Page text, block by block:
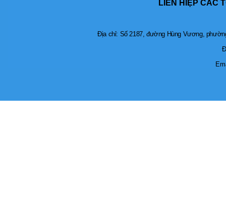
LIÊN HIỆP CÁC
Địa chỉ: Số 2187, đường Hùng Vương,